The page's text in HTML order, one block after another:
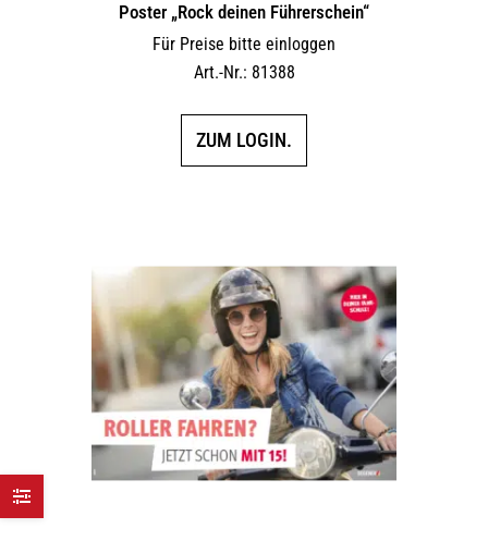
Poster „Rock deinen Führerschein“
Für Preise bitte einloggen
Art.-Nr.: 81388
ZUM LOGIN.